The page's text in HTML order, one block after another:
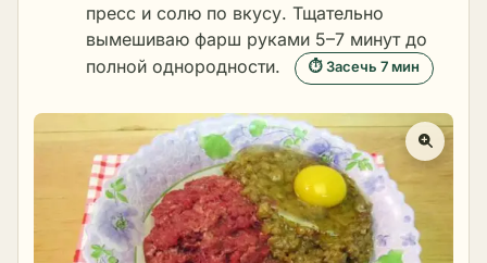
пресс и солю по вкусу. Тщательно
вымешиваю фарш руками 5–7 минут до
полной однородности.
⏱ Засечь 7 мин